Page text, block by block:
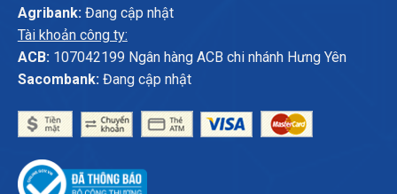
Agribank:Đang cập nhật
Tài khoản công ty:
ACB:107042199 Ngân hàng ACB chi nhánh Hưng Yên
Sacombank:Đang cập nhật